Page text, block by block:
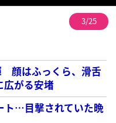
3/25
顔はふっくら、滑舌
がる安堵
ト…目撃されていた晩